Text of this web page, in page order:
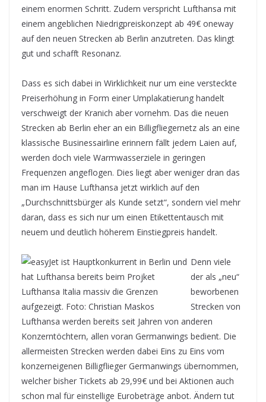
einem enormen Schritt. Zudem verspricht Lufthansa mit
einem angeblichen Niedrigpreiskonzept ab 49€ oneway
auf den neuen Strecken ab Berlin anzutreten. Das klingt
gut und schafft Resonanz.
Dass es sich dabei in Wirklichkeit nur um eine versteckte
Preiserhöhung in Form einer Umplakatierung handelt
verschweigt der Kranich aber vornehm. Das die neuen
Strecken ab Berlin eher an ein Billigfliegernetz als an eine
klassische Businessairline erinnern fällt jedem Laien auf,
werden doch viele Warmwasserziele in geringen
Frequenzen angeflogen. Dies liegt aber weniger dran das
man im Hause Lufthansa jetzt wirklich auf den
„Durchschnittsbürger als Kunde setzt“, sondern viel mehr
daran, dass es sich nur um einen Etikettentausch mit
neuem und deutlich höherem Einstiegpreis handelt.
Denn viele
der als „neu“
beworbenen
Strecken von
Lufthansa werden bereits seit Jahren von anderen
Konzerntöchtern, allen voran Germanwings bedient. Die
allermeisten Strecken werden dabei Eins zu Eins vom
konzerneigenen Billigflieger Germanwings übernommen,
welcher bisher Tickets ab 29,99€ und bei Aktionen auch
schon mal für einstellige Eurobeträge anbot. Ändern tut